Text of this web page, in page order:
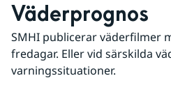
Väderprognos
SMHI publicerar väderfilmer
fredagar. Eller vid särskilda
varningssituationer.